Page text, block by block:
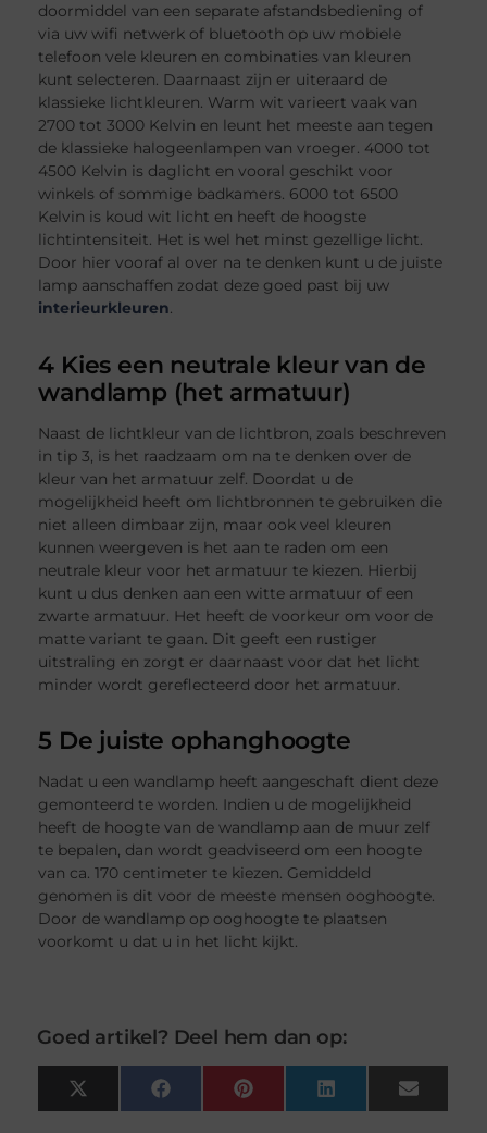
doormiddel van een separate afstandsbediening of
via uw wifi netwerk of bluetooth op uw mobiele
telefoon vele kleuren en combinaties van kleuren
kunt selecteren. Daarnaast zijn er uiteraard de
klassieke lichtkleuren. Warm wit varieert vaak van
2700 tot 3000 Kelvin en leunt het meeste aan tegen
de klassieke halogeenlampen van vroeger. 4000 tot
4500 Kelvin is daglicht en vooral geschikt voor
winkels of sommige badkamers. 6000 tot 6500
Kelvin is koud wit licht en heeft de hoogste
lichtintensiteit. Het is wel het minst gezellige licht.
Door hier vooraf al over na te denken kunt u de juiste
lamp aanschaffen zodat deze goed past bij uw
interieurkleuren.
4 Kies een neutrale kleur van de
wandlamp (het armatuur)
Naast de lichtkleur van de lichtbron, zoals beschreven
in tip 3, is het raadzaam om na te denken over de
kleur van het armatuur zelf. Doordat u de
mogelijkheid heeft om lichtbronnen te gebruiken die
niet alleen dimbaar zijn, maar ook veel kleuren
kunnen weergeven is het aan te raden om een
neutrale kleur voor het armatuur te kiezen. Hierbij
kunt u dus denken aan een witte armatuur of een
zwarte armatuur. Het heeft de voorkeur om voor de
matte variant te gaan. Dit geeft een rustiger
uitstraling en zorgt er daarnaast voor dat het licht
minder wordt gereflecteerd door het armatuur.
5 De juiste ophanghoogte
Nadat u een wandlamp heeft aangeschaft dient deze
gemonteerd te worden. Indien u de mogelijkheid
heeft de hoogte van de wandlamp aan de muur zelf
te bepalen, dan wordt geadviseerd om een hoogte
van ca. 170 centimeter te kiezen. Gemiddeld
genomen is dit voor de meeste mensen ooghoogte.
Door de wandlamp op ooghoogte te plaatsen
voorkomt u dat u in het licht kijkt.
Goed artikel? Deel hem dan op:
X
(Twitter)
Facebook Pinterest LinkedIn Email